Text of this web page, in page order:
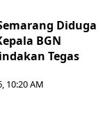
Diduga
BGN
Tegas
10:20 AM